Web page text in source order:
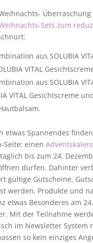
Sets zum
aus SOLUBIA
VITAL
aus SOLUBIA
VITAL Gesichtscreme
etwas Spannendes
Seite: einen
bis zum 24.
dürfen. Dahinter
gültige Gutscheine,
werden, Produkte und
etwas Besonderes am 24.
Mit der Teilnahme
im Newsletter System
so kein einziges